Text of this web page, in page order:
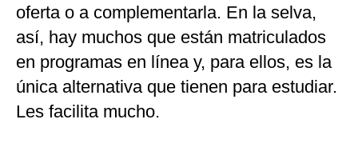
oferta o a complementarla. En la selva,
así, hay muchos que están matriculados
en programas en línea y, para ellos, es la
única alternativa que tienen para estudiar.
Les facilita mucho.